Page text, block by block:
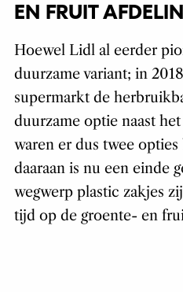
EN FRUIT
Hoewel Lidl al eerder
duurzame variant; in 2018
supermarkt de
duurzame optie naast
waren er dus twee
daaraan is nu een einde
wegwerp plastic zakjes
tijd op de groente- en